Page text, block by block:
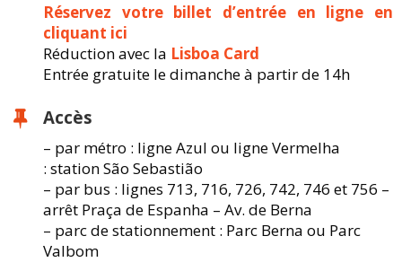
Réservez votre billet d’entrée en ligne en
cliquant ici
Réduction avec la Lisboa Card
Entrée gratuite le dimanche à partir de 14h
Accès
– par métro : ligne Azul ou ligne Vermelha
: station São Sebastião
– par bus : lignes 713, 716, 726, 742, 746 et 756 –
arrêt Praça de Espanha – Av. de Berna
– parc de stationnement : Parc Berna ou Parc
Valbom